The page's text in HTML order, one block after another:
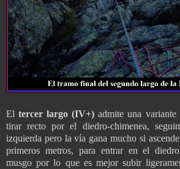
Eltercer largo (IV+) admite una
tirar recto por el diedro-chimenea,
izquierda pero la vía gana mucho si
primeros metros, para entrar en el
musgo por lo que es mejor subir